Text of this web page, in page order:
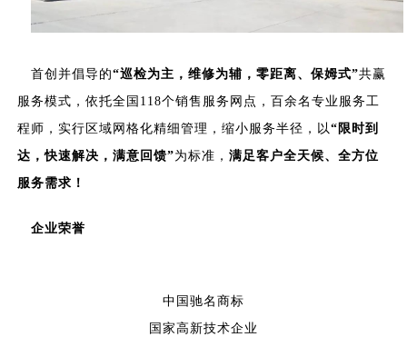
首创并倡导的“巡检为主，维修为辅，零距离、保姆式”共赢
服务模式，依托全国 118个销售服务网点，百余名专业服务工
程师，实行区域网格化精细管理，缩小服务半径，以“限时到
达，快速解决，满意回馈”为标准，满足客户全天候、全方位
服务需求！
企业荣誉
中国驰名商标
国家高新技术企业